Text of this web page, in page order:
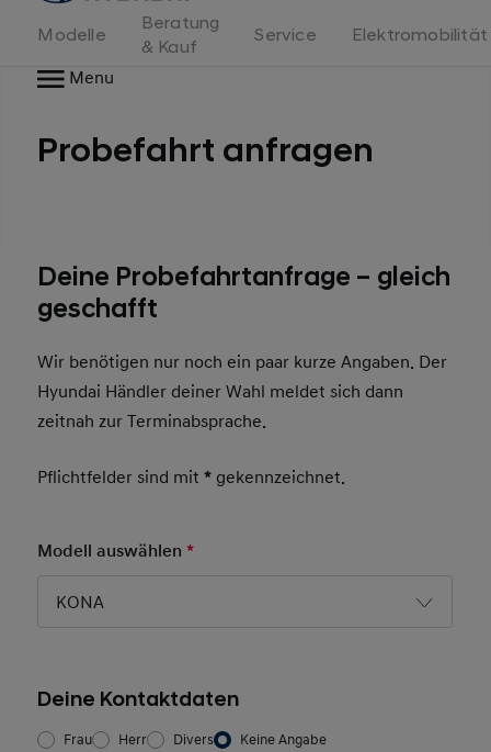
Modelle
Beratung
& Kauf
Service
Elektromobilität
Menu
Probefahrt anfragen
Deine Probefahrtanfrage – gleich
geschafft
Wir benötigen nur noch ein paar kurze Angaben. Der
Hyundai Händler deiner Wahl meldet sich dann
zeitnah zur Terminabsprache.
Pflichtfelder sind mit* gekennzeichnet.
Modell auswählen*
KONA
Deine Kontaktdaten
Frau/Herr *
Frau Herr Divers Keine Angabe